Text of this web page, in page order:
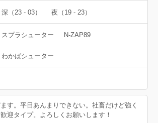
深（23 - 03） 夜（19 - 23）
スプラシューター N-ZAP89
わかばシューター
す。平日あんまりできない。社畜だけど強く
迎タイプ。よろしくお願いします！